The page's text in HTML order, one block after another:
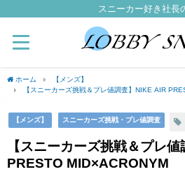
スニーカー好き社長
ホーム
【メンズ】
【スニーカーズ挑戦＆プレ値調査】NIKE AIR
【メンズ】 スニーカーズ挑戦・プレ値調査
【スニーカーズ挑戦＆プレ
PRESTO MID×ACRONYM